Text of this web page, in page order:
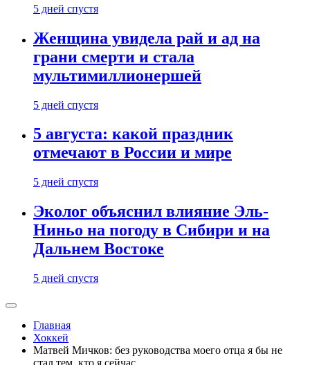
5 дней спустя
Женщина увидела рай и ад на
грани смерти и стала
мультимиллионершей
5 дней спустя
5 августа: какой праздник
отмечают в России и мире
5 дней спустя
Эколог объяснил влияние Эль-
Ниньо на погоду в Сибири и на
Дальнем Востоке
5 дней спустя
Главная
Хоккей
Матвей Мичков: без руководства моего отца я бы не